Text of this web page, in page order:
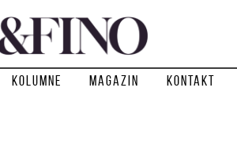
Kolumne Magazin Kontakt